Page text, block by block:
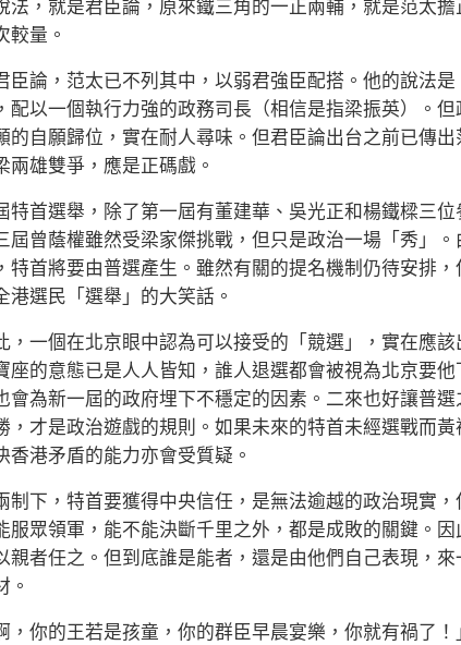
法，就是君臣論，原來鐵三角的一正兩輔，就是范太擔
較量。
論，范太已不列其中，以弱君強臣配搭。他的說法是
配以一個執行力強的政務司長（相信是指梁振英）。
的自願歸位，實在耐人尋味。但君臣論出台之前已傳
兩雄雙爭，應是正碼戲。
首選舉，除了第一屆有董建華、吳光正和楊鐵樑三位
屆曾蔭權雖然受梁家傑挑戰，但只是政治一場「秀」
特首將要由普選產生。雖然有關的提名機制仍待安排
港選民「選舉」的大笑話。
一個在北京眼中認為可以接受的「競選」，實在應該
座的意態已是人人皆知，誰人退選都會被視為北京要
會為新一屆的政府埋下不穩定的因素。二來也好讓普選
，才是政治遊戲的規則。如果未來的特首未經選戰而
香港矛盾的能力亦會受質疑。
下，特首要獲得中央信任，是無法逾越的政治現實，
服眾領軍，能不能決斷千里之外，都是成敗的關鍵。
親者任之。但到底誰是能者，還是由他們自己表現，
。
的王若是孩童，你的群臣早晨宴樂，你就有禍了！